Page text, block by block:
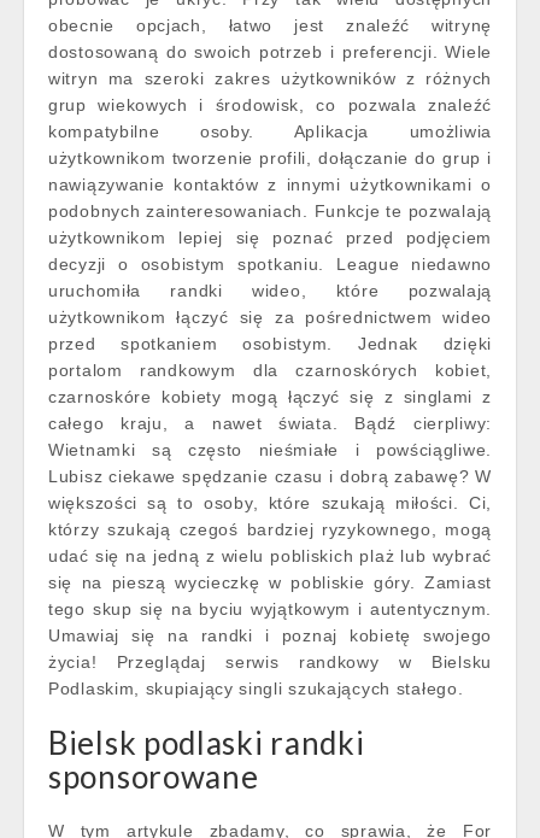
obecnie opcjach, łatwo jest znaleźć witrynę
dostosowaną do swoich potrzeb i preferencji. Wiele
witryn ma szeroki zakres użytkowników z różnych
grup wiekowych i środowisk, co pozwala znaleźć
kompatybilne osoby. Aplikacja umożliwia
użytkownikom tworzenie profili, dołączanie do grup i
nawiązywanie kontaktów z innymi użytkownikami o
podobnych zainteresowaniach. Funkcje te pozwalają
użytkownikom lepiej się poznać przed podjęciem
decyzji o osobistym spotkaniu. League niedawno
uruchomiła randki wideo, które pozwalają
użytkownikom łączyć się za pośrednictwem wideo
przed spotkaniem osobistym. Jednak dzięki
portalom randkowym dla czarnoskórych kobiet,
czarnoskóre kobiety mogą łączyć się z singlami z
całego kraju, a nawet świata. Bądź cierpliwy:
Wietnamki są często nieśmiałe i powściągliwe.
Lubisz ciekawe spędzanie czasu i dobrą zabawę? W
większości są to osoby, które szukają miłości. Ci,
którzy szukają czegoś bardziej ryzykownego, mogą
udać się na jedną z wielu pobliskich plaż lub wybrać
się na pieszą wycieczkę w pobliskie góry. Zamiast
tego skup się na byciu wyjątkowym i autentycznym.
Umawiaj się na randki i poznaj kobietę swojego
życia! Przeglądaj serwis randkowy w Bielsku
Podlaskim, skupiający singli szukających stałego.
Bielsk podlaski randki
sponsorowane
W tym artykule zbadamy, co sprawia, że For